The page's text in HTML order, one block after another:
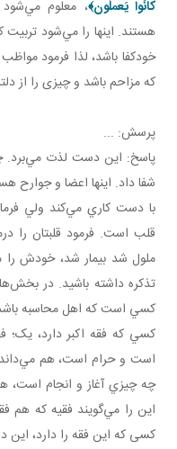
كانُوا يَعملُون﴾، معلوم مي‌شود
هستند. اينها را مي‌شود تربيت
خودکفا باشد، لذا فرمود
که مزاحم باشد و چيزی را از
پرسش: ...
پاسخ: اين دست لذت مي‌برد.
شفا داد. اينها اعضا و جوارح
با دست کاري مي‌کند ولي
قلب است. فرمود قلبتان را
ملول شد بيمار شد، خودش را
تذکره داشته باشيد. در
کسي است که اهل محاسبه
کسي که فقه اکبر دارد، يک؛
است و حرام است، هم
چه چيزي آغاز و انجام است،
اين را مي‌گويند فقيه که هم
کسی که اين فقه را دارد،